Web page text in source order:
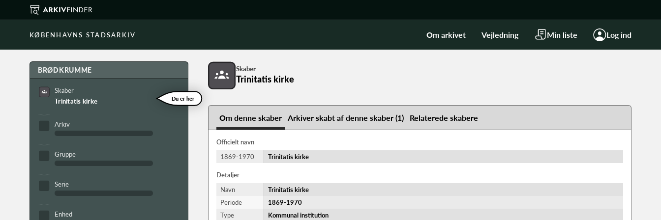
KØBENHAVNS STADSARKIV Om arkivet Vejledning Min liste Log ind
BRØDKRUMME
Skaber
Trinitatis kirke
Du er her
Arkiv
Gruppe
Serie
Enhed
Skaber
Trinitatis kirke
Om denne skaber Arkiver skabt af denne skaber (1) Relaterede skabere
Officielt navn
1869-1970
Trinitatis kirke
Detaljer
Navn
Trinitatis kirke
Periode
1869-​1970
Type
Kommunal institution